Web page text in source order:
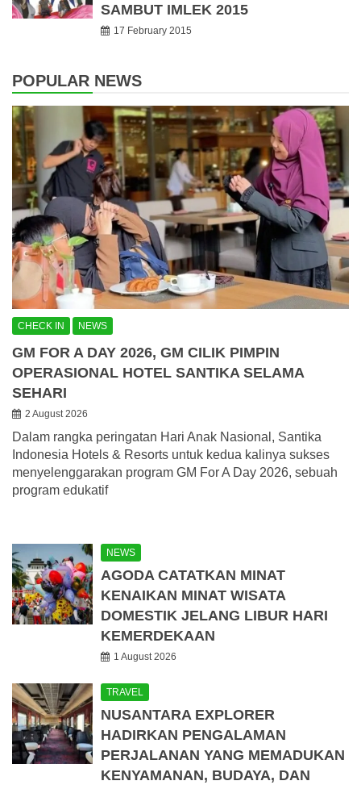
SAMBUT IMLEK 2015
17 February 2015
POPULAR NEWS
CHECK IN NEWS
GM FOR A DAY 2026, GM CILIK PIMPIN
OPERASIONAL HOTEL SANTIKA SELAMA
SEHARI
2 August 2026
Dalam rangka peringatan Hari Anak Nasional, Santika
Indonesia Hotels & Resorts untuk kedua kalinya sukses
menyelenggarakan program GM For A Day 2026, sebuah
program edukatif
NEWS
AGODA CATATKAN MINAT
KENAIKAN MINAT WISATA
DOMESTIK JELANG LIBUR HARI
KEMERDEKAAN
1 August 2026
TRAVEL
NUSANTARA EXPLORER
HADIRKAN PENGALAMAN
PERJALANAN YANG MEMADUKAN
KENYAMANAN, BUDAYA, DAN